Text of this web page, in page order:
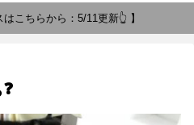
こちらから：5/11更新👆 】